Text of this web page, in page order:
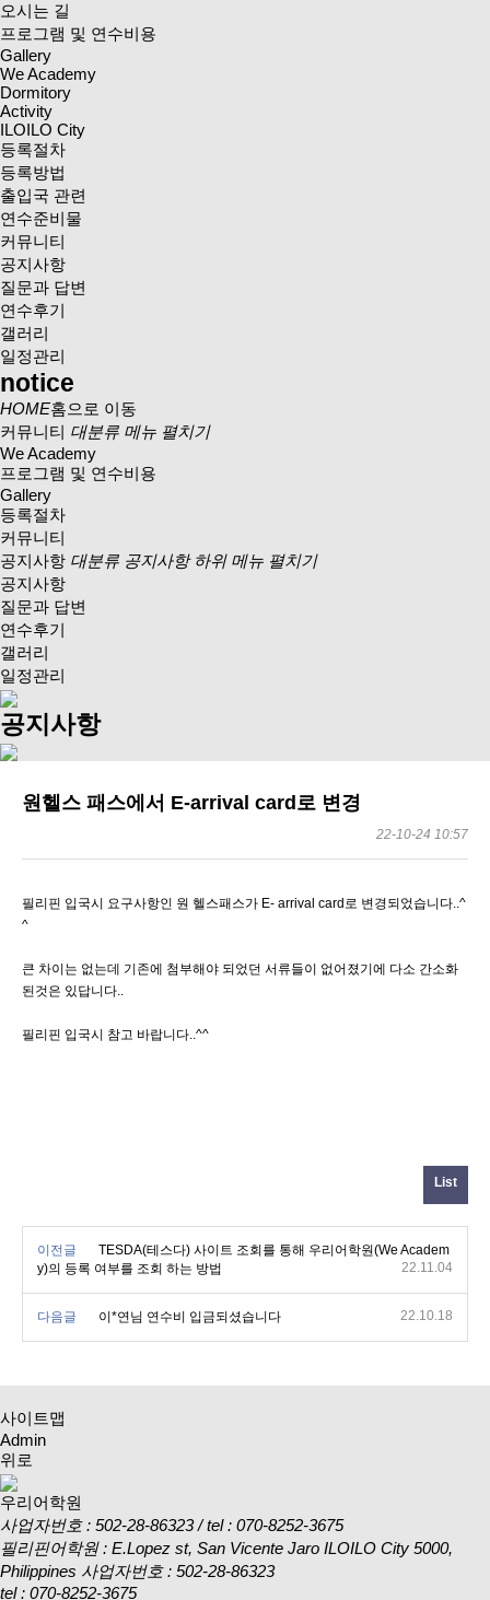
오시는 길
프로그램 및 연수비용
Gallery
We Academy
Dormitory
Activity
ILOILO City
등록절차
등록방법
출입국 관련
연수준비물
커뮤니티
공지사항
질문과 답변
연수후기
갤러리
일정관리
notice
HOME홈으로 이동
커뮤니티 대분류 메뉴 펼치기
We Academy
프로그램 및 연수비용
Gallery
등록절차
커뮤니티
공지사항 대분류 공지사항 하위 메뉴 펼치기
공지사항
질문과 답변
연수후기
갤러리
일정관리
공지사항
원헬스 패스에서 E-arrival card로 변경
22-10-24 10:57
필리핀 입국시 요구사항인 원 헬스패스가 E- arrival card로 변경되었습니다..^
^
큰 차이는 없는데 기존에 첨부해야 되었던 서류들이 없어졌기에 다소 간소화
된것은 있답니다..
필리핀 입국시 참고 바랍니다..^^
List
이전글
TESDA(테스다) 사이트 조회를 통해 우리어학원(We Academ
y)의 등록 여부를 조회 하는 방법
22.11.04
다음글 이*연님 연수비 입금되셨습니다 22.10.18
사이트맵
Admin
위로
우리어학원
사업자번호 : 502-28-86323 / tel : 070-8252-3675
필리핀어학원 : E.Lopez st, San Vicente Jaro ILOILO City 5000,
Philippines 사업자번호 : 502-28-86323
tel : 070-8252-3675